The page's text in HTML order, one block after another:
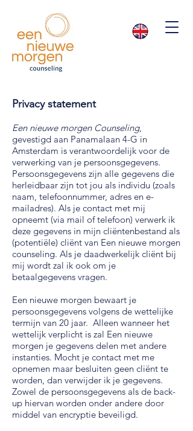
Privacy statement
Een nieuwe morgen Counseling,
gevestigd aan Panamalaan 4-G in
Amsterdam is verantwoordelijk voor de
verwerking van je persoonsgegevens.
Persoonsgegevens zijn alle gegevens die
herleidbaar zijn tot jou als individu (zoals
naam, telefoonnummer, adres en e-
mailadres). Als je contact met mij
opneemt (via mail of telefoon) verwerk ik
deze gegevens in mijn cliëntenbestand als
(potentiële) cliënt van Een nieuwe morgen
counseling. Als je daadwerkelijk cliënt bij
mij wordt zal ik ook om je
betaalgegevens vragen.
Een nieuwe morgen bewaart je
persoonsgegevens volgens de wettelijke
termijn van 20 jaar. Alleen wanneer het
wettelijk verplicht is zal Een nieuwe
morgen je gegevens delen met andere
instanties. Mocht je contact met me
opnemen maar besluiten geen cliënt te
worden, dan verwijder ik je gegevens.
Zowel de persoonsgegevens als de back-
up hiervan worden onder andere door
middel van encryptie beveiligd.